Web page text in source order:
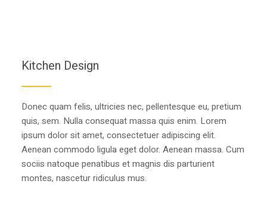
Kitchen Design
Donec quam felis, ultricies nec, pellentesque eu, pretium
quis, sem. Nulla consequat massa quis enim. Lorem
ipsum dolor sit amet, consectetuer adipiscing elit.
Aenean commodo ligula eget dolor. Aenean massa. Cum
sociis natoque penatibus et magnis dis parturient
montes, nascetur ridiculus mus.